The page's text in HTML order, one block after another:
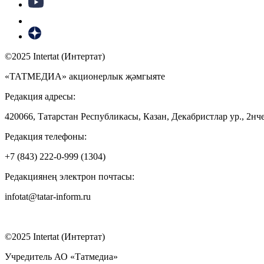
©2025 Intertat (Интертат)
«ТАТМЕДИА» акционерлык җәмгыяте
Редакция адресы:
420066, Татарстан Республикасы, Казан, Декабристлар ур.,
Редакция телефоны:
+7 (843) 222-0-999 (1304)
Редакциянең электрон почтасы:
infotat@tatar-inform.ru
©2025 Intertat (Интертат)
Учредитель АО «Татмедиа»